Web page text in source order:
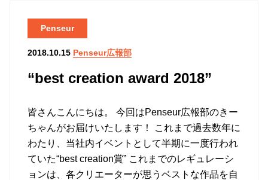
“best creation award 2018”
Penseur
2018.10.15 Penseur広報部
皆さんこんにちは。 今回はPenseur広報部のきー
ちゃんがお届けいたします！ これまで過去数年に
わたり、当社内イベントとして半期に一度行われ
ていた“best creation賞” これまでのレギュレーシ
ョンは、各クリエーターが思うベストな作品を自